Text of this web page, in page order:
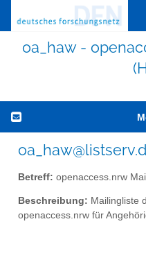
oa_haw -
Betreff: openaccess.nrw
Beschreibung: Mailingliste
openaccess.nrw für